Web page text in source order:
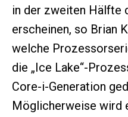
in der zweiten Hälfte
erscheinen, so Brian
welche
die „Ice Lake“-
Core-i-Generation
Möglicherweise wird